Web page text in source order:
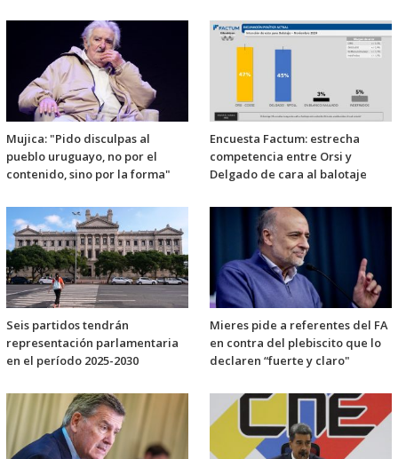
Mujica: "Pido disculpas al
pueblo uruguayo, no por el
contenido, sino por la forma"
Encuesta Factum: estrecha
competencia entre Orsi y
Delgado de cara al balotaje
Seis partidos tendrán
representación parlamentaria
en el período 2025-2030
Mieres pide a referentes del FA
en contra del plebiscito que lo
declaren “fuerte y claro"